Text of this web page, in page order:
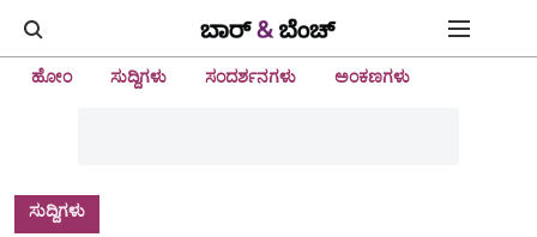
ಹೋಂ ಸುದ್ದಿಗಳು ಸಂದರ್ಶನಗಳು ಅಂಕಣಗಳು
ಸುದ್ದಿಗಳು